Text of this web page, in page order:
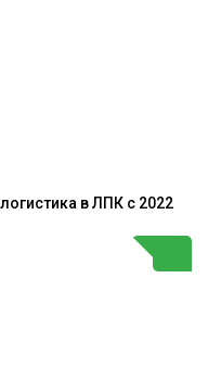
в ЛПК с 2022